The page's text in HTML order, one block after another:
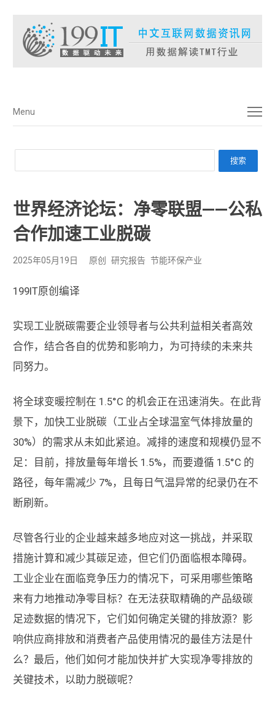
菜单
Menu
世界经济论坛：净零联盟——公私
合作加速工业脱碳
2025年05月19日 原创 研究报告 节能环保产业
199IT原创编译
实现工业脱碳需要企业领导者与公共利益相关者高效
合作，结合各自的优势和影响力，为可持续的未来共
同努力。
将全球变暖控制在 1.5°C 的机会正在迅速消失。在此背
景下，加快工业脱碳（工业占全球温室气体排放量的
30%）的需求从未如此紧迫。减排的速度和规模仍显不
足：目前，排放量每年增长 1.5%，而要遵循 1.5°C 的
路径，每年需减少 7%，且每日气温异常的纪录仍在不
断刷新。
尽管各行业的企业越来越多地应对这一挑战，并采取
措施计算和减少其碳足迹，但它们仍面临根本障碍。
工业企业在面临竞争压力的情况下，可采用哪些策略
来有力地推动净零目标？在无法获取精确的产品级碳
足迹数据的情况下，它们如何确定关键的排放源？影
响供应商排放和消费者产品使用情况的最佳方法是什
么？最后，他们如何才能加快并扩大实现净零排放的
关键技术，以助力脱碳呢？